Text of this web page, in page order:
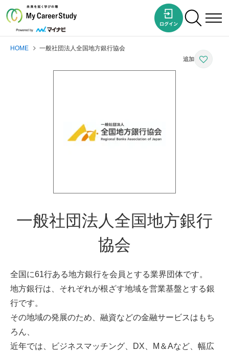
HOME 一般社団法人全国地方銀行協会
一般社団法人全国地方銀行
協会
全国に61行ある地方銀行を会員とする業界団体です。
地方銀行は、それぞれが根ざす地域を営業基盤とする銀
行です。
その地域の発展のため、融資などの金融サービスはもち
ろん、
近年では、ビジネスマッチング、DX、M＆Aなど、幅広